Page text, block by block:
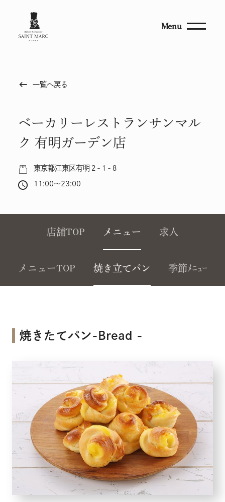
Menu
keyboard_backspace 一覧へ戻る
ベーカリーレストランサンマル
ク 有明ガーデン店
東京都江東区有明２-１-８
11:00～23:00
店舗TOP メニュー 求人
メニューTOP 焼き立てパン 季節ﾒﾆｭｰ
焼きたてパン-Bread -